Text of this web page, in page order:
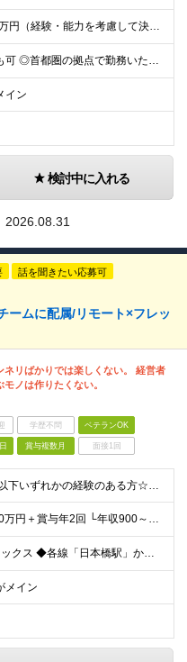
月給30万円〜40万円（経験・能力を考慮して決定） ※固定残業代20時間分（4.0〜5.5万円）含む／超過分は全額支給 ※経験・スキルを考慮のうえ決定いたします ※6ヶ月の試用期間あり。期間中の待遇に
◎フルリモートも可 ◎首都圏の拠点で勤務いただくことを想定しております ■本社（湘南本社） 神奈川県藤沢市辻堂神台2-2-1 アイクロス湘南8階 └JR東海道線「辻堂駅」徒歩3分 ■東北支社 秋田
イン
検討中に入れる
2026.08.31
話を聞きたい応募可
ームに配属/リモート×フレッ
ネリばかりでは楽しくない。 経営者
モノは作りたくない。
学歴不問 ベテランOK
賞与複数月 面接1回
☆高卒以上 ★☆以下いずれかの経験のある方☆★ ◎大手や中小企業での顧客折衝・提案に関する経験 ◎SIerや事業会社における上流工程（顧客折衝・提案等）の経験 ◎PL・PMの実務経験 ◎コンサルティ
◇月給42万～100万円＋賞与年2回 └年収900～1600万円可能 ★☆年収例☆★ ◎37歳・元開発エンジニア └年収900万（2年後に年収150万UP実績） ◎40歳・元SierのPM └年収1
◆リモート×フレックス ◆各線「日本橋駅」から徒歩1分 【本社】 東京都中央区日本橋2-1-3 アーバンネット日本橋二丁目ビル6階 ※変更の範囲：上記を除く当社関連勤務地
メイン